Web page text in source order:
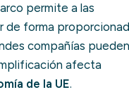
permite a las
de forma
compañías pueden
afecta
de la UE.